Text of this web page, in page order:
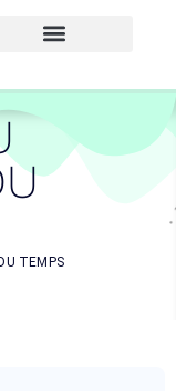
TEMPS